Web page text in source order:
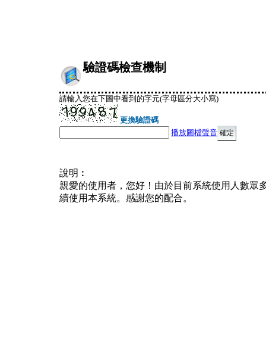
驗證碼檢查機制
請輸入您在下圖中看到的字元(字母區分大小寫)
更換驗證碼
播放圖檔聲音
說明︰
親愛的使用者，您好！由於目前系統使用人數眾
續使用本系統。感謝您的配合。